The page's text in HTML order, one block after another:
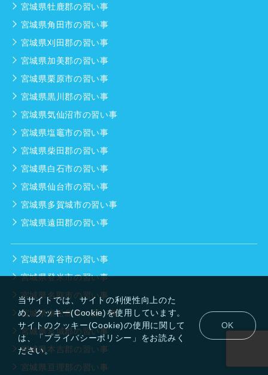
当サイトでは、サイトの利便性向上のた
め、クッキー(Cookie)を使用しています。
サイトのクッキー(Cookie)の使用に関して
は、「プライバシーポリシー」をお読みく
ださい。
OK
宮城県牡鹿郡の習い事
宮城県角田市の習い事
宮城県刈田郡の習い事
宮城県加美郡の習い事
宮城県栗原市の習い事
宮城県黒川郡の習い事
宮城県気仙沼市の習い事
宮城県塩竈市の習い事
宮城県柴田郡の習い事
宮城県白石市の習い事
宮城県仙台市の習い事
宮城県多賀城市の習い事
宮城県遠田郡の習い事
宮城県富谷市の習い事
宮城県登米市の習い事
宮城県名取市の習い事
宮城県東松島市の習い事
宮城県宮城郡の習い事
宮城県本吉郡の習い事
宮城県亘理郡の習い事